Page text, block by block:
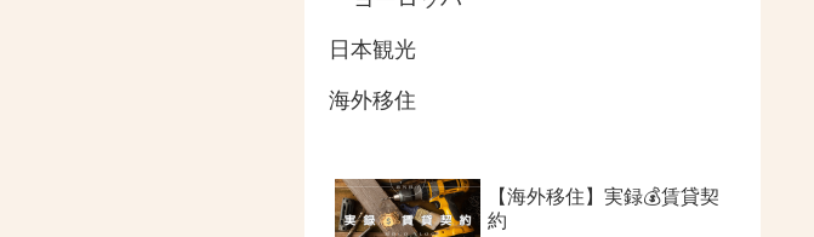
日本観光
海外移住
【海外移住】実録💰賃貸契
約